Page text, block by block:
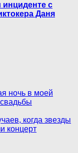
инциденте с
Даня
ночь в моей
когда звезды
концерт